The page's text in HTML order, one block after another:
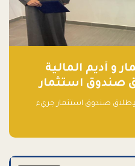
و أديم المالية
صندوق استثمار
لإطلاق صندوق استثمار جريء